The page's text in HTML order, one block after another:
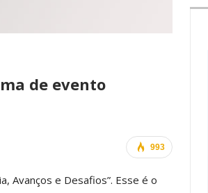
de evento
993
Avanços e Desafios”. Esse é o